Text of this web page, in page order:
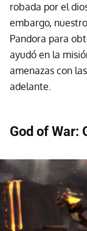
robada por el
embargo,
Pandora para
ayudó en la
amenazas con
adelante.
God of War: